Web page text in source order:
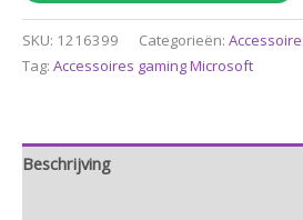
SKU: 1216399 Categorieën:
Tag: Accessoires gaming Microsoft
Beschrijving